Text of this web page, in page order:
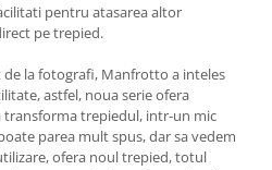
pentru atasarea altor
pe trepied.
la fotografi, Manfrotto a inteles
astfel, noua serie ofera
trepiedul, intr-un mic
parea mult spus, dar sa vedem
ofera noul trepied, totul